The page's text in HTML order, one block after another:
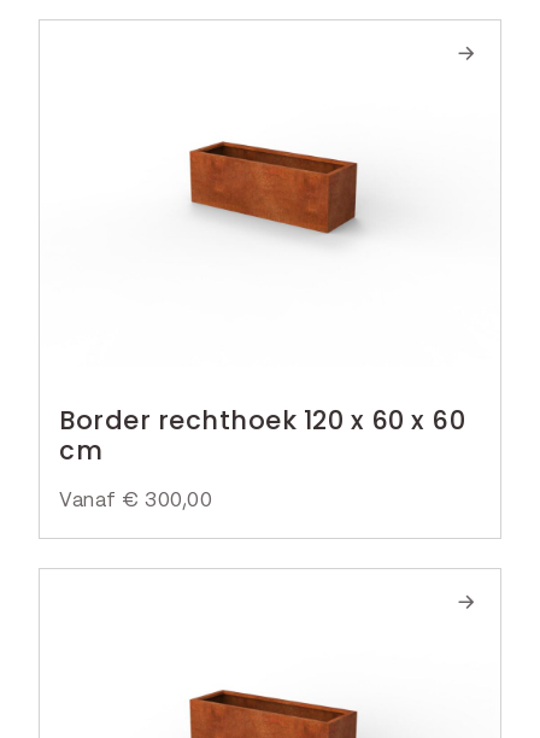
Border rechthoek 120 x 60 x 60
cm
Vanaf € 300,00